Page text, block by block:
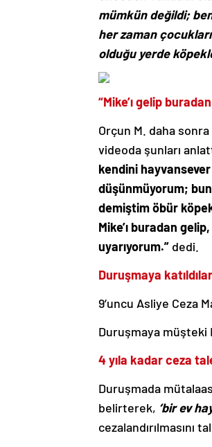
mümkün değildi;
her zaman
olduğu yerde
“Mike’ı gelip
Orçun M. daha
videoda şunları
kendini
düşünmüyorum;
demiştim öbür köpek
Mike’ı buradan
uyarıyorum.” dedi.
Duruşmaya katıldılar
9’uncu Asliye Ceza
Duruşmaya müşteki
4 yıla kadar ceza
Duruşmada
belirterek, ‘bir ev
cezalandırılmasını